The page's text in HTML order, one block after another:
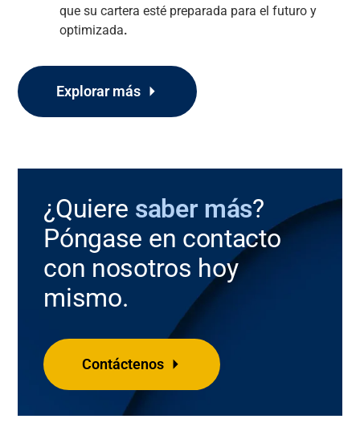
que su cartera esté preparada para el futuro y
optimizada.
Explorar más
¿Quiere saber más?
Póngase en contacto
con nosotros hoy
mismo.
Contáctenos